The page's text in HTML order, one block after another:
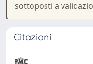
sottoposti a
Citazioni